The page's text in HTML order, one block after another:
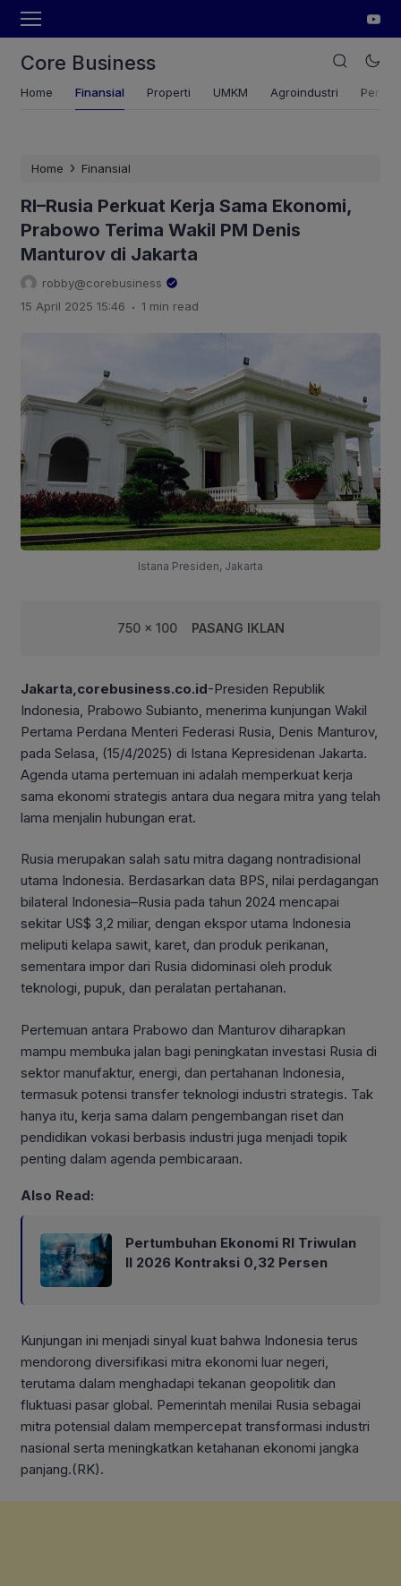
Core Business
Home Finansial Properti UMKM Agroindustri
Home › Finansial
RI–Rusia Perkuat Kerja Sama Ekonomi,
Prabowo Terima Wakil PM Denis
Manturov di Jakarta
robby@corebusiness
15 April 2025 15:46 . 1 min read
Istana Presiden, Jakarta
750 x 100 PASANG IKLAN
Jakarta,corebusiness.co.id-Presiden Republik
Indonesia, Prabowo Subianto, menerima kunjungan Wakil
Pertama Perdana Menteri Federasi Rusia, Denis Manturov,
pada Selasa, (15/4/2025) di Istana Kepresidenan Jakarta.
Agenda utama pertemuan ini adalah memperkuat kerja
sama ekonomi strategis antara dua negara mitra yang telah
lama menjalin hubungan erat.
Rusia merupakan salah satu mitra dagang nontradisional
utama Indonesia. Berdasarkan data BPS, nilai perdagangan
bilateral Indonesia–Rusia pada tahun 2024 mencapai
sekitar US$ 3,2 miliar, dengan ekspor utama Indonesia
meliputi kelapa sawit, karet, dan produk perikanan,
sementara impor dari Rusia didominasi oleh produk
teknologi, pupuk, dan peralatan pertahanan.
Pertemuan antara Prabowo dan Manturov diharapkan
mampu membuka jalan bagi peningkatan investasi Rusia di
sektor manufaktur, energi, dan pertahanan Indonesia,
termasuk potensi transfer teknologi industri strategis. Tak
hanya itu, kerja sama dalam pengembangan riset dan
pendidikan vokasi berbasis industri juga menjadi topik
penting dalam agenda pembicaraan.
Also Read:
Pertumbuhan Ekonomi RI Triwulan
II 2026 Kontraksi 0,32 Persen
Kunjungan ini menjadi sinyal kuat bahwa Indonesia terus
mendorong diversifikasi mitra ekonomi luar negeri,
terutama dalam menghadapi tekanan geopolitik dan
fluktuasi pasar global. Pemerintah menilai Rusia sebagai
mitra potensial dalam mempercepat transformasi industri
nasional serta meningkatkan ketahanan ekonomi jangka
panjang.(RK).